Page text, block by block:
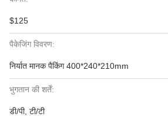
$125
पैकेजिंग विवरण:
निर्यात मानक पैकिंग 400*240*210mm
भुगतान की शर्तें:
डी/पी, टी/टी